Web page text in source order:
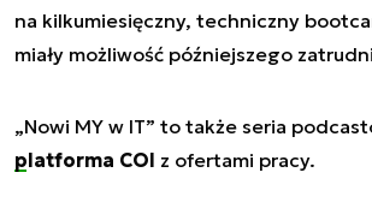
na kilkumiesięczny, techniczny
miały możliwość późniejszego
„Nowi MY w IT” to także seria
platforma COI z ofertami pracy.